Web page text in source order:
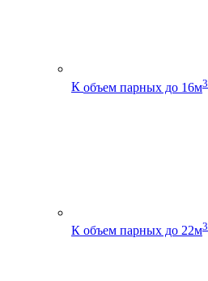
К объем парных до 16м3
К объем парных до 22м3